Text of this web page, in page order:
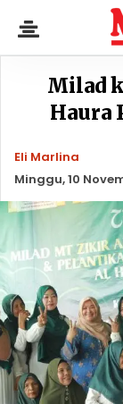
Milad
Haura
Eli Marlina
Minggu, 10